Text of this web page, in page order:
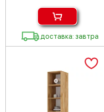
доставка: завтра